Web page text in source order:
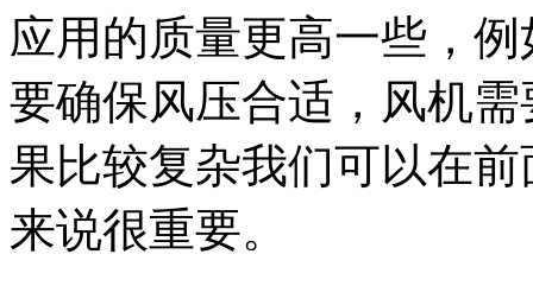
应用的质量更高一些，
要确保风压合适，风机
果比较复杂我们可以在
来说很重要。